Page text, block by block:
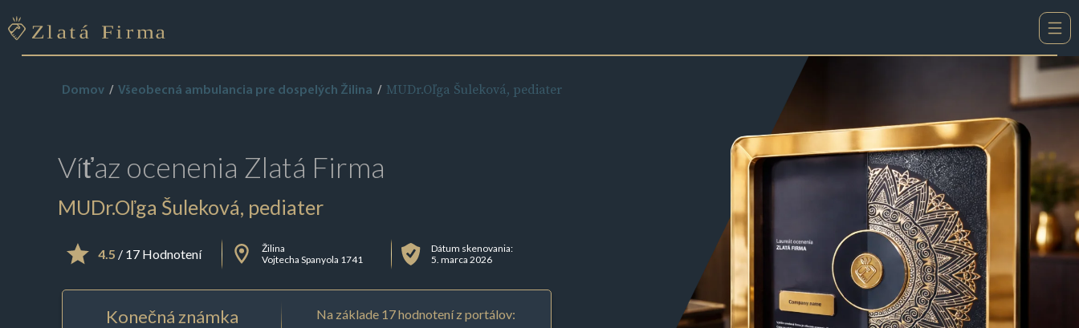
Domov Všeobecná ambulancia pre dospelých Žilina MUDr.Oľga Šuleková, pediater
Víťaz ocenenia Zlatá Firma
MUDr.Oľga Šuleková, pediater
4.5 / 17 Hodnotení
Žilina
Vojtecha Spanyola 1741
Dátum skenovania:
5. marca 2026
Konečná známka Na základe 17 hodnotení z portálov: